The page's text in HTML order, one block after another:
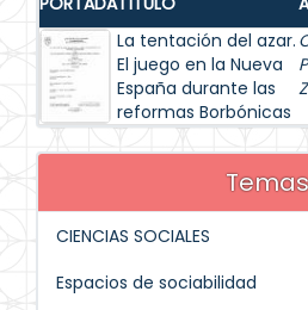
La tentación del azar.
El juego en la Nueva
España durante las
reformas Borbónicas
Temas
CIENCIAS SOCIALES
Espacios de sociabilidad